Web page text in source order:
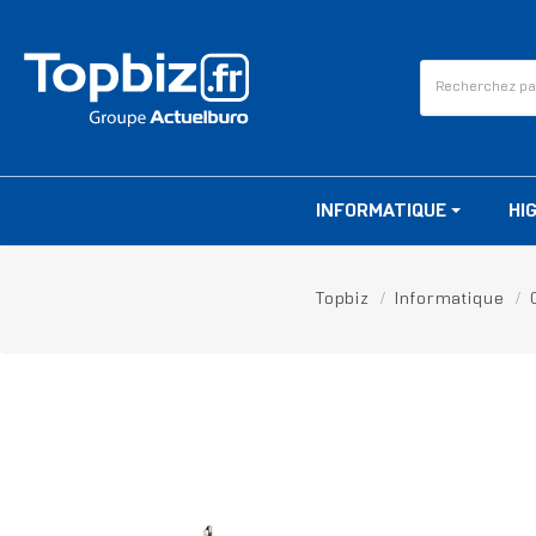
INFORMATIQUE
Topbiz Informatique